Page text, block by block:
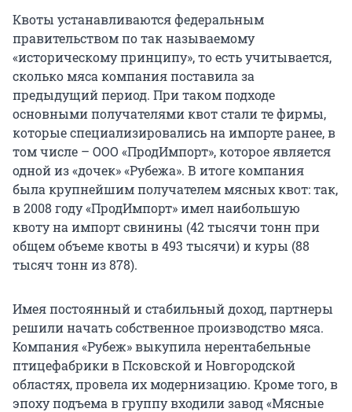
Квоты устанавливаются федеральным
правительством по так называемому
«историческому принципу», то есть учитывается,
сколько мяса компания поставила за
предыдущий период. При таком подходе
основными получателями квот стали те фирмы,
которые специализировались на импорте ранее, в
том числе – ООО «ПродИмпорт», которое является
одной из «дочек» «Рубежа». В итоге компания
была крупнейшим получателем мясных квот: так,
в 2008 году «ПродИмпорт» имел наибольшую
квоту на импорт свинины (42 тысячи тонн при
общем объеме квоты в 493 тысячи) и куры (88
тысяч тонн из 878).
Имея постоянный и стабильный доход, партнеры
решили начать собственное производство мяса.
Компания «Рубеж» выкупила нерентабельные
птицефабрики в Псковской и Новгородской
областях, провела их модернизацию. Кроме того, в
эпоху подъема в группу входили завод «Мясные